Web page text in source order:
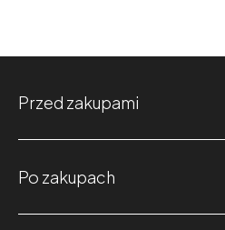
Przed zakupami
Po zakupach